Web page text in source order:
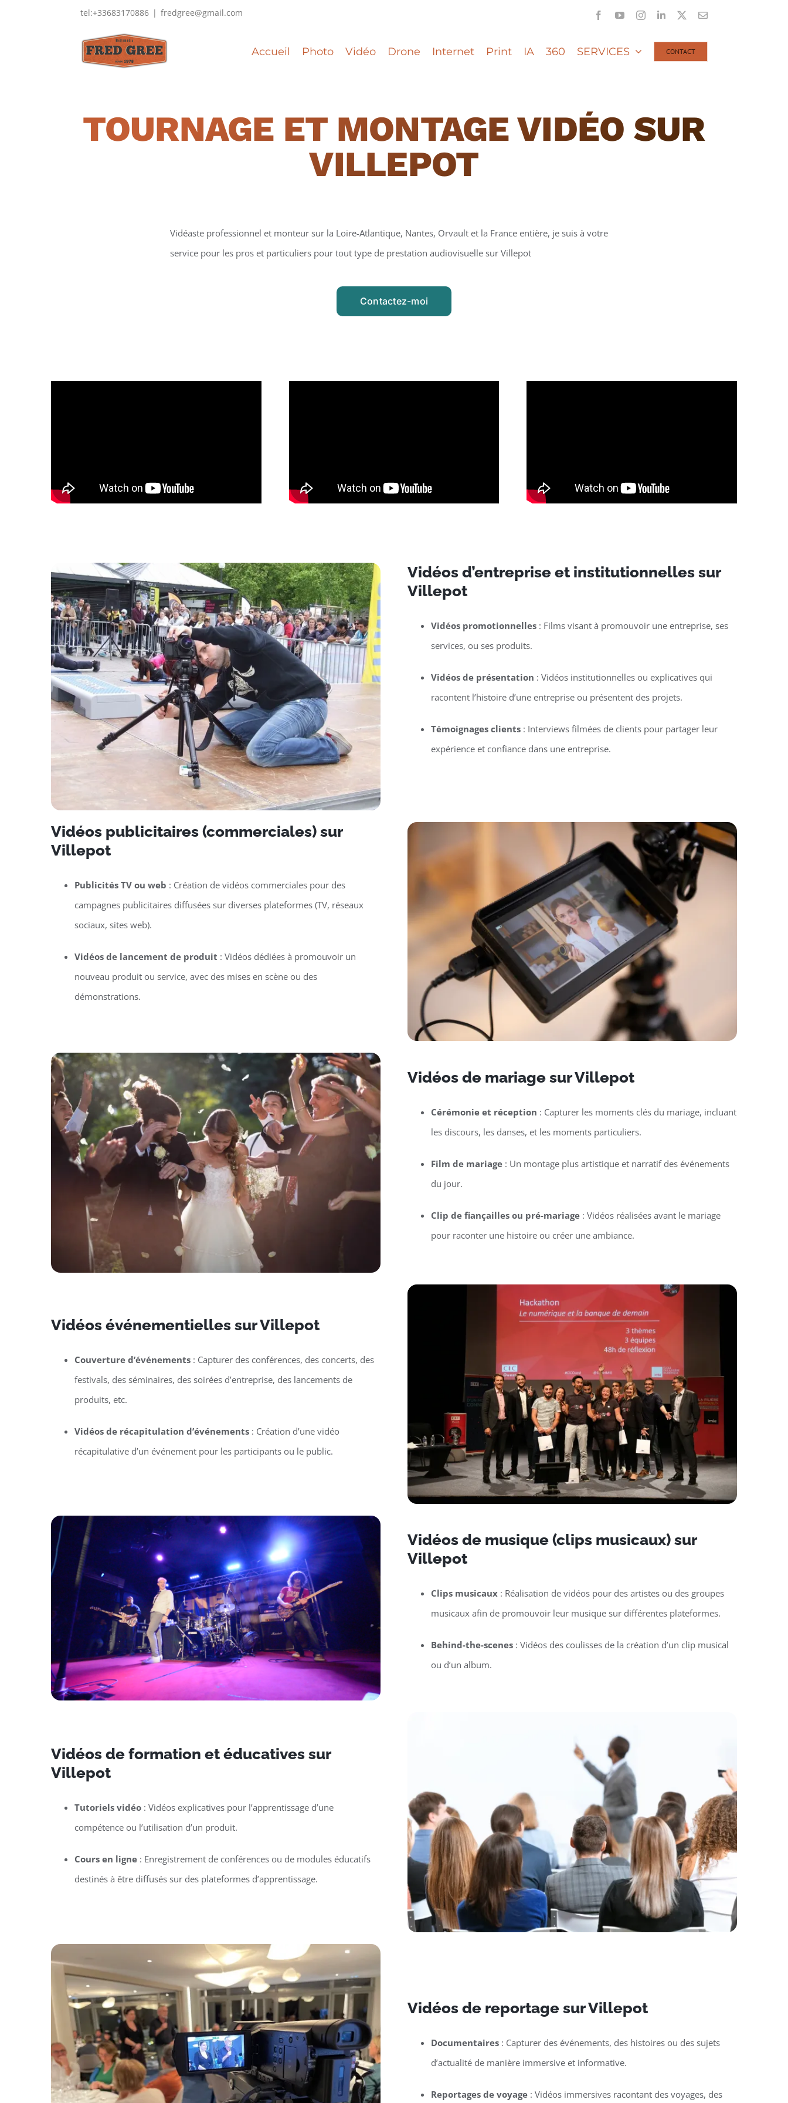
tel:+33683170886 | fredgree@gmail.com FacebookYouTubeInstagramLinkedIn Email
Accueil Photo Vidéo Drone Internet Print IA 360 SERVICES CONTACT
TOURNAGE ET MONTAGE VIDÉO SUR
VILLEPOT
Vidéaste professionnel et monteur sur la Loire-Atlantique, Nantes, Orvault et la France entière, je suis à votre
service pour les pros et particuliers pour tout type de prestation audiovisuelle sur Villepot
Contactez-moi
Vidéos d’entreprise et institutionnelles sur
Villepot
Vidéos promotionnelles : Films visant à promouvoir une entreprise, ses
services, ou ses produits.
Vidéos de présentation : Vidéos institutionnelles ou explicatives qui
racontent l’histoire d’une entreprise ou présentent des projets.
Témoignages clients : Interviews filmées de clients pour partager leur
expérience et confiance dans une entreprise.
Vidéos publicitaires (commerciales) sur
Villepot
Publicités TV ou web : Création de vidéos commerciales pour des
campagnes publicitaires diffusées sur diverses plateformes (TV, réseaux
sociaux, sites web).
Vidéos de lancement de produit : Vidéos dédiées à promouvoir un
nouveau produit ou service, avec des mises en scène ou des
démonstrations.
Vidéos de mariage sur Villepot
Cérémonie et réception : Capturer les moments clés du mariage, incluant
les discours, les danses, et les moments particuliers.
Film de mariage : Un montage plus artistique et narratif des événements
du jour.
Clip de fiançailles ou pré-mariage : Vidéos réalisées avant le mariage
pour raconter une histoire ou créer une ambiance.
Vidéos événementielles sur Villepot
Couverture d’événements: Capturer des conférences, des concerts, des
festivals, des séminaires, des soirées d’entreprise, des lancements de
produits, etc.
Vidéos de récapitulation d’événements: Création d’une vidéo
récapitulative d’un événement pour les participants ou le public.
Vidéos de musique (clips musicaux) sur
Villepot
Clips musicaux : Réalisation de vidéos pour des artistes ou des groupes
musicaux afin de promouvoir leur musique sur différentes plateformes.
Behind-the-scenes : Vidéos des coulisses de la création d’un clip musical
ou d’un album.
Vidéos de formation et éducatives sur
Villepot
Tutoriels vidéo: Vidéos explicatives pour l’apprentissage d’une
compétence ou l’utilisation d’un produit.
Cours en ligne: Enregistrement de conférences ou de modules éducatifs
destinés à être diffusés sur des plateformes d’apprentissage.
Vidéos de reportage sur Villepot
Documentaires : Capturer des événements, des histoires ou des sujets
d’actualité de manière immersive et informative.
Reportages de voyage : Vidéos immersives racontant des voyages, des